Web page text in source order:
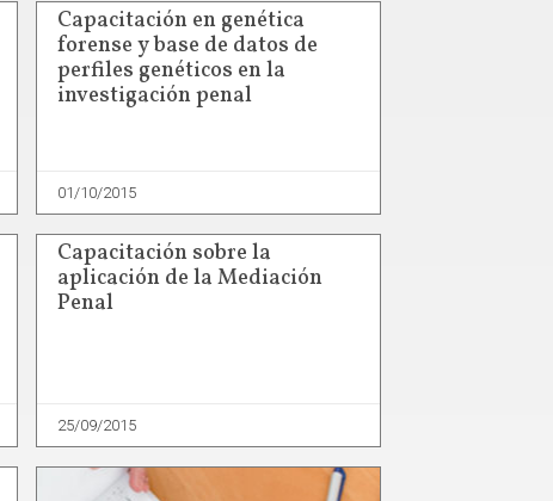
Capacitación en genética
forense y base de datos de
perfiles genéticos en la
investigación penal
01/10/2015
Capacitación sobre la
aplicación de la Mediación
Penal
25/09/2015